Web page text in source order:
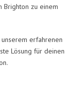
Brighton zu einem
erfahrenen
Lösung für deinen